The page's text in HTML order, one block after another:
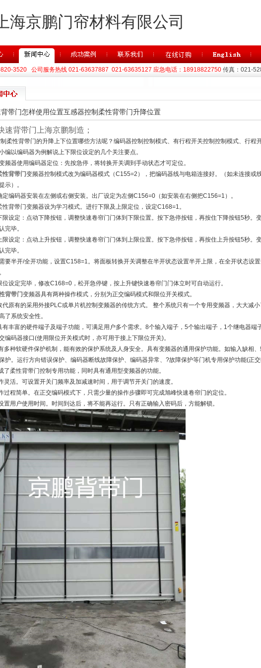
上海京鹏门帘材料有限公司
820-3520 公司服务热线 021-63637887 021-63635127 应急电话：18918822750传真：021-
带门怎样使用位置互感器控制柔性背带门升降位置
速背带门上海京鹏制造；
柔性背带门的升降上下位置哪些方法呢？编码器控制控制模式、有行程开关控制控制模式、行程
编以编码器为例解说上下限位设定的几个关注要点。
频器使用编码器定位：先按急停，将转换开关调到手动状态才可定位。
性背带门变频器控制模式改为编码器模式（C155=2），把编码器线与电箱连接好。（如未连接或
示）。
定编码器安装在左侧或右侧安装。出厂设定为左侧C156=0（如安装在右侧把C156=1）。
性背带门变频器设为学习模式。进行下限及上限定位，设定C168=1。
限设定：点动下降按钮，调整快速卷帘门门体到下限位置。按下急停按钮，再按住下降按钮5秒。
完毕。
限设定：点动上升按钮，调整快速卷帘门门体到上限位置。按下急停按钮，再按住上升按钮5秒。
完毕。
需要半开/全开功能，设置C158=1。将面板转换开关调整在半开状态设置半开上限，在全开状态设
位设定完毕，修改C168=0，松开急停键，按上升键快速卷帘门门体立时可自动运行。
背带门变频器具有两种操作模式，分别为正交编码模式和限位开关模式。
代原有的采用外接PLC或单片机控制变频器的传统方式。 整个系统只有一个专用变频器，大大减
了系统安全性。
有丰富的硬件端子及端子功能，可满足用户多个需求。8个输入端子，5个输出端子，1个继电器端
编码器接口(使用限位开关模式时，亦可用于接上下限位开关)。
多种软硬件保护机制，能有效的保护系统及人身安全。具有变频器的通用保护功能。如输入缺相
护。运行方向错误保护、编码器断线故障保护、编码器异常、?故障保护等门机专用保护功能(正交
了柔性背带门控制专用功能，同时具有通用型变频器的功能。
灵活。可设置开关门频率及加减速时间，用于调节开关门的速度。
过程简单。在正交编码模式下，只需少量的操作步骤即可完成旭峰快速卷帘门的定位。
置用户使用时间。时间到达后，将不能再运行。只有正确输入密码后，方能解锁。